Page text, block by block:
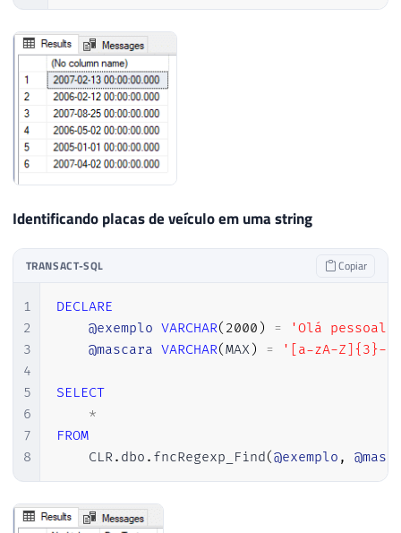
Identificando placas de veículo em uma string
TRANSACT-SQL Copiar
1
2
3
4
5
6
7
8
DECLARE
@exemplo VARCHAR( 2000 ) =
'Olá pessoal!
@mascara VARCHAR(MAX) = '[a-zA-Z]{3}-
SELECT
*
FROM
    CLR
. dbo . fncRegexp_Find(@exemplo ,